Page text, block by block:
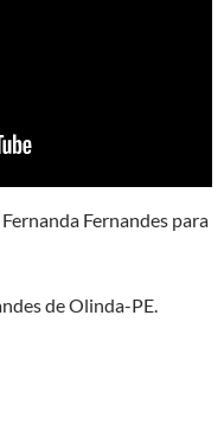
Fernandes para
de Olinda-PE.